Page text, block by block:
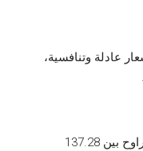
عادلة وتنافسية،
غرفتا نوم + غرفة نوم واحدة بمساحة تتراوح بين 137.28